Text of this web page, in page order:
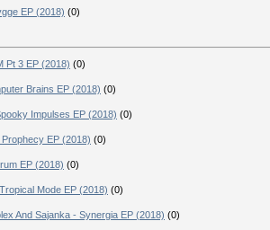
EP (2018) (0)
Pt 3 EP (2018) (0)
Brains EP (2018) (0)
Impulses EP (2018) (0)
EP (2018) (0)
EP (2018) (0)
Mode EP (2018) (0)
And Sajanka - Synergia EP (2018) (0)